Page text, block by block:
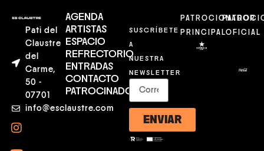
Pati del
Claustre
del
Carme,
50 -
07701
info@esclaustre.com
AGENDA
ARTISTAS
ESPACIO
REFRECTORIO
ENTRADAS
CONTACTO
PATROCINADORES
SUSCRÍBETE
A
NUESTRA
NEWSLETTER
ENVIAR
PATROCIONADOR
PRINCIPALOFICIAL